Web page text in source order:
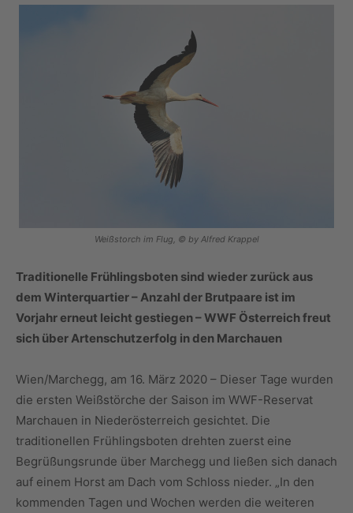
Weißstorch im Flug, © by Alfred Krappel
Traditionelle Frühlingsboten sind wieder zurück aus
dem Winterquartier – Anzahl der Brutpaare ist im
Vorjahr erneut leicht gestiegen – WWF Österreich freut
sich über Artenschutzerfolg in den Marchauen
Wien/Marchegg, am 16. März 2020 – Dieser Tage wurden
die ersten Weißstörche der Saison im WWF-Reservat
Marchauen in Niederösterreich gesichtet. Die
traditionellen Frühlingsboten drehten zuerst eine
Begrüßungsrunde über Marchegg und ließen sich danach
auf einem Horst am Dach vom Schloss nieder. „In den
kommenden Tagen und Wochen werden die weiteren